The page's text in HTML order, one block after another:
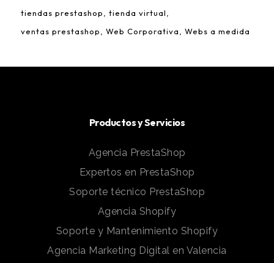
tiendas prestashop
tienda virtual
ventas prestashop
Web Corporativa Webs a medida
Productos y Servicios
Agencia PrestaShop
Expertos en PrestaShop
Soporte técnico PrestaShop
Agencia Shopify
Soporte y Mantenimiento Shopify
Agencia Marketing Digital en Valencia